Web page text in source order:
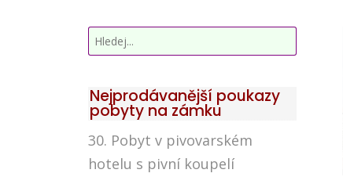
Nejprodávanější poukazy
pobyty na zámku
30. Pobyt v pivovarském
hotelu s pivní koupelí